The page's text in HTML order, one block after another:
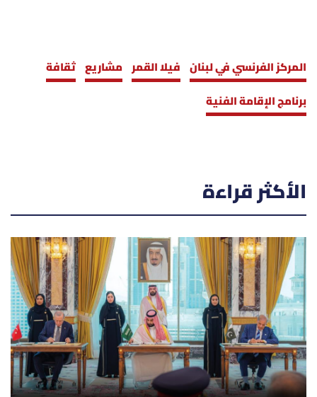
المركز الفرنسي في لبنان فيلا القمر مشاريع ثقافة
برنامج الإقامة الفنية
الأكثر قراءة